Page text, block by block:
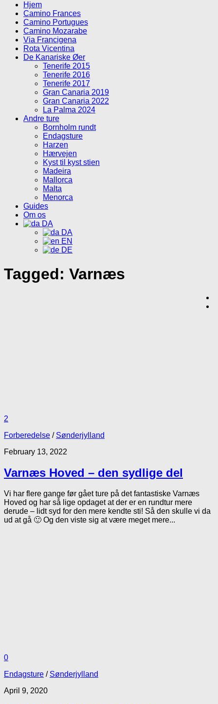
Hjem
Camino Frances
Camino Portugues
Camino Mozarabe
Via Francigena
Rota Vicentina
De Kanariske Øer
Tenerife 2015
Tenerife 2016
Tenerife 2017
Gran Canaria 2019
Gran Canaria 2022
La Palma 2024
Andre ture
Bornholm rundt
Endagsture
Harzen
Hærvejen
Kyst til kyst stien
Madeira
Mallorca
Malta
Menorca
Guides
Om os
DA
DA
EN
DE
Tagged: Varnæs
2
Forberedelse / Sønderjylland
February 13, 2022
Varnæs Hoved – den sydlige del
Vi har flere gange før gået ture på det fantastiske Varnæs
Hoved og har så lige opdaget at der er en rundtur mere
derude – lidt syd for den mere kendte sti! Så den skulle vi da
ud at gå 🙂 Og den viste sig at være meget mere...
0
Endagsture / Sønderjylland
April 9, 2020